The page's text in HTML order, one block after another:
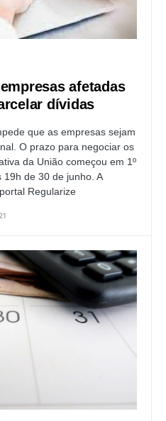
afetadas
dívidas
que as empresas sejam
O prazo para negociar os
da União começou em 1º
de 30 de junho. A
Regularize